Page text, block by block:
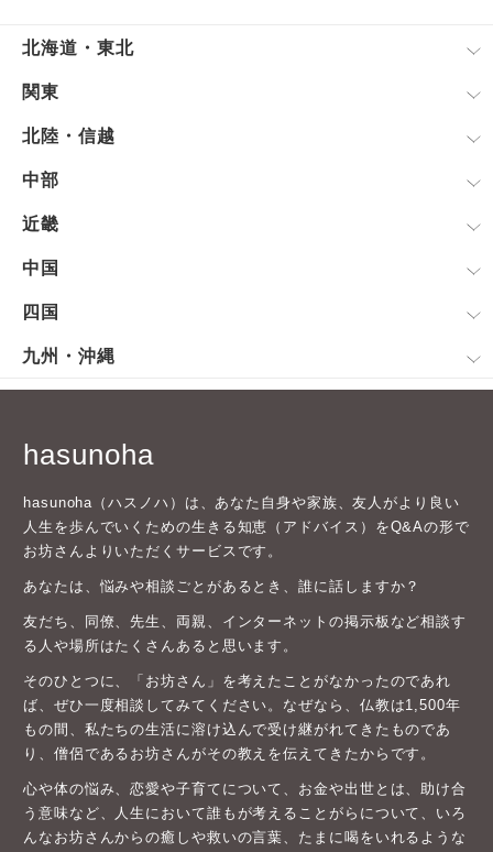
北海道・東北
関東
北陸・信越
中部
近畿
中国
四国
九州・沖縄
hasunoha
hasunoha（ハスノハ）は、あなた自身や家族、友人がより良い
人生を歩んでいくための生きる知恵（アドバイス）をQ&Aの形で
お坊さんよりいただくサービスです。
あなたは、悩みや相談ごとがあるとき、誰に話しますか？
友だち、同僚、先生、両親、インターネットの掲示板など相談す
る人や場所はたくさんあると思います。
そのひとつに、「お坊さん」を考えたことがなかったのであれ
ば、ぜひ一度相談してみてください。なぜなら、仏教は1,500年
もの間、私たちの生活に溶け込んで受け継がれてきたものであ
り、僧侶であるお坊さんがその教えを伝えてきたからです。
心や体の悩み、恋愛や子育てについて、お金や出世とは、助け合
う意味など、人生において誰もが考えることがらについて、いろ
んなお坊さんからの癒しや救いの言葉、たまに喝をいれるような